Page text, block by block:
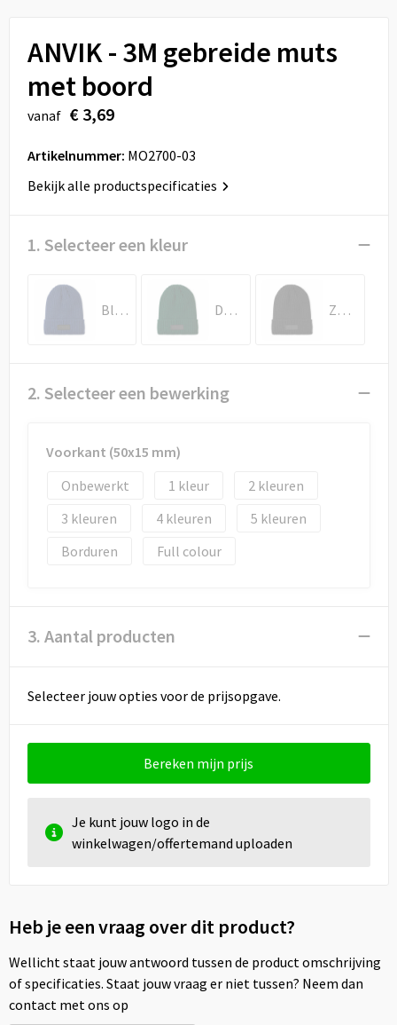
Veiligheid, Auto en Fiets
Vrije tijd en Strand
Aanstekers
Rugzakken
Schoenentassen
Sporttassen
Autotassen
Draagtassen
Papieren tassen
Strandtassen
ANVIK - 3M gebreide muts
met boord
vanaf € 3,69
Artikelnummer: MO2700-03
Bekijk alle productspecificaties
1. Selecteer een kleur
Blauw Donker Marinegroen Zwart
2. Selecteer een bewerking
Voorkant (50x15 mm)
Onbewerkt
1
2
3
4
5
Borduren
Full colour
3. Aantal producten
Selecteer jouw opties voor de prijsopgave.
Bereken mijn prijs
Je kunt jouw logo in de
winkelwagen/offertemand uploaden
Heb je een vraag over dit product?
Wellicht staat jouw antwoord tussen de product omschrijving
of specificaties. Staat jouw vraag er niet tussen? Neem dan
contact met ons op